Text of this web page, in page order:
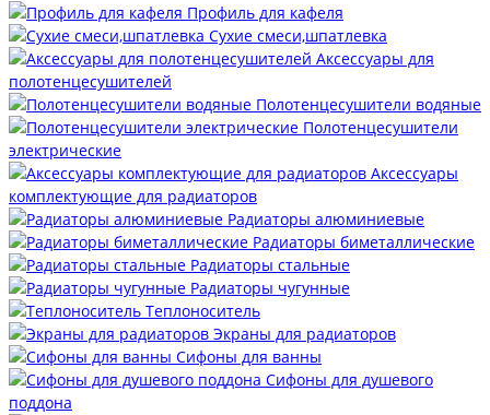
Профиль для кафеля
Сухие смеси,шпатлевка
Аксессуары для
полотенцесушителей
Полотенцесушители водяные
Полотенцесушители
электрические
Аксессуары
комплектующие для радиаторов
Радиаторы алюминиевые
Радиаторы биметаллические
Радиаторы стальные
Радиаторы чугунные
Теплоноситель
Экраны для радиаторов
Сифоны для ванны
Сифоны для душевого
поддона